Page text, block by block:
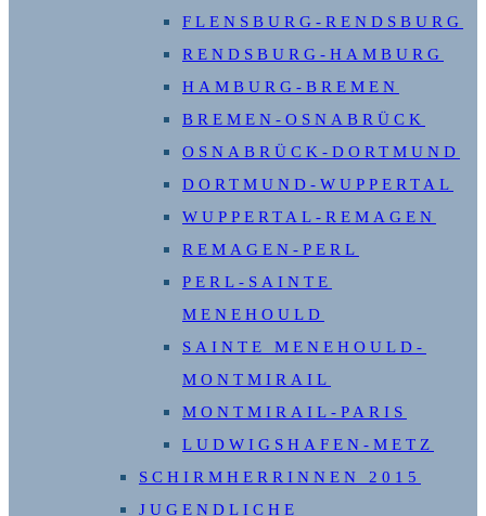
FLENSBURG-RENDSBURG
RENDSBURG-HAMBURG
HAMBURG-BREMEN
BREMEN-OSNABRÜCK
OSNABRÜCK-DORTMUND
DORTMUND-WUPPERTAL
WUPPERTAL-REMAGEN
REMAGEN-PERL
PERL-SAINTE
MENEHOULD
SAINTE MENEHOULD-
MONTMIRAIL
MONTMIRAIL-PARIS
LUDWIGSHAFEN-METZ
SCHIRMHERRINNEN 2015
JUGENDLICHE